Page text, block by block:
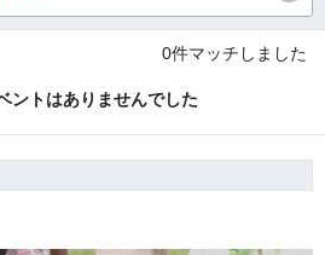
0件マッチしました
ントはありませんでした